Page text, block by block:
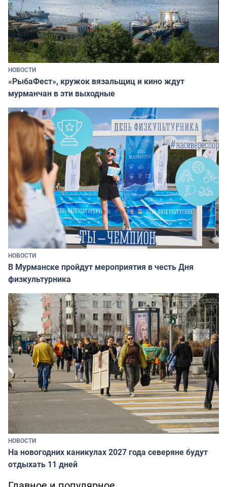
НОВОСТИ
«РыбаФест», кружок вязальщиц и кино ждут
мурманчан в эти выходные
НОВОСТИ
В Мурманске пройдут мероприятия в честь Дня
физкультурника
НОВОСТИ
На новогодних каникулах 2027 года северяне будут
отдыхать 11 дней